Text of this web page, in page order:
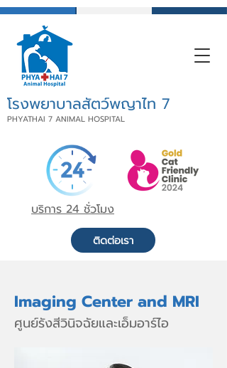
โรงพยาบาลสัตว์พญาไท 7
PHYATHAI 7 ANIMAL HOSPITAL
บริการ 24 ชั่วโมง
ติดต่อเรา
Imaging Center and MRI
ศูนย์รังสีวินิจฉัยและเอ็มอาร์ไอ